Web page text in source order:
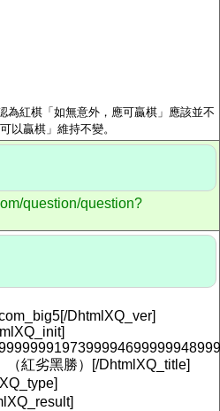
為紅棋「如無意外，應可贏棋」應該並不
以贏棋」維持不變。
question/question?
DhtmlXQ_ver]
（紅劣黑勝）[/DhtmlXQ_title]